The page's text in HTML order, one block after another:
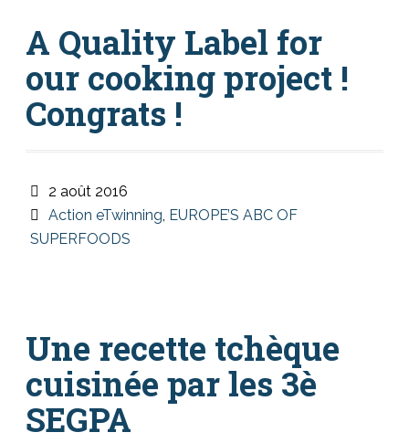
A Quality Label for
our cooking project !
Congrats !
2 août 2016
Action eTwinning, EUROPE’S ABC OF
SUPERFOODS
Une recette tchèque
cuisinée par les 3è
SEGPA